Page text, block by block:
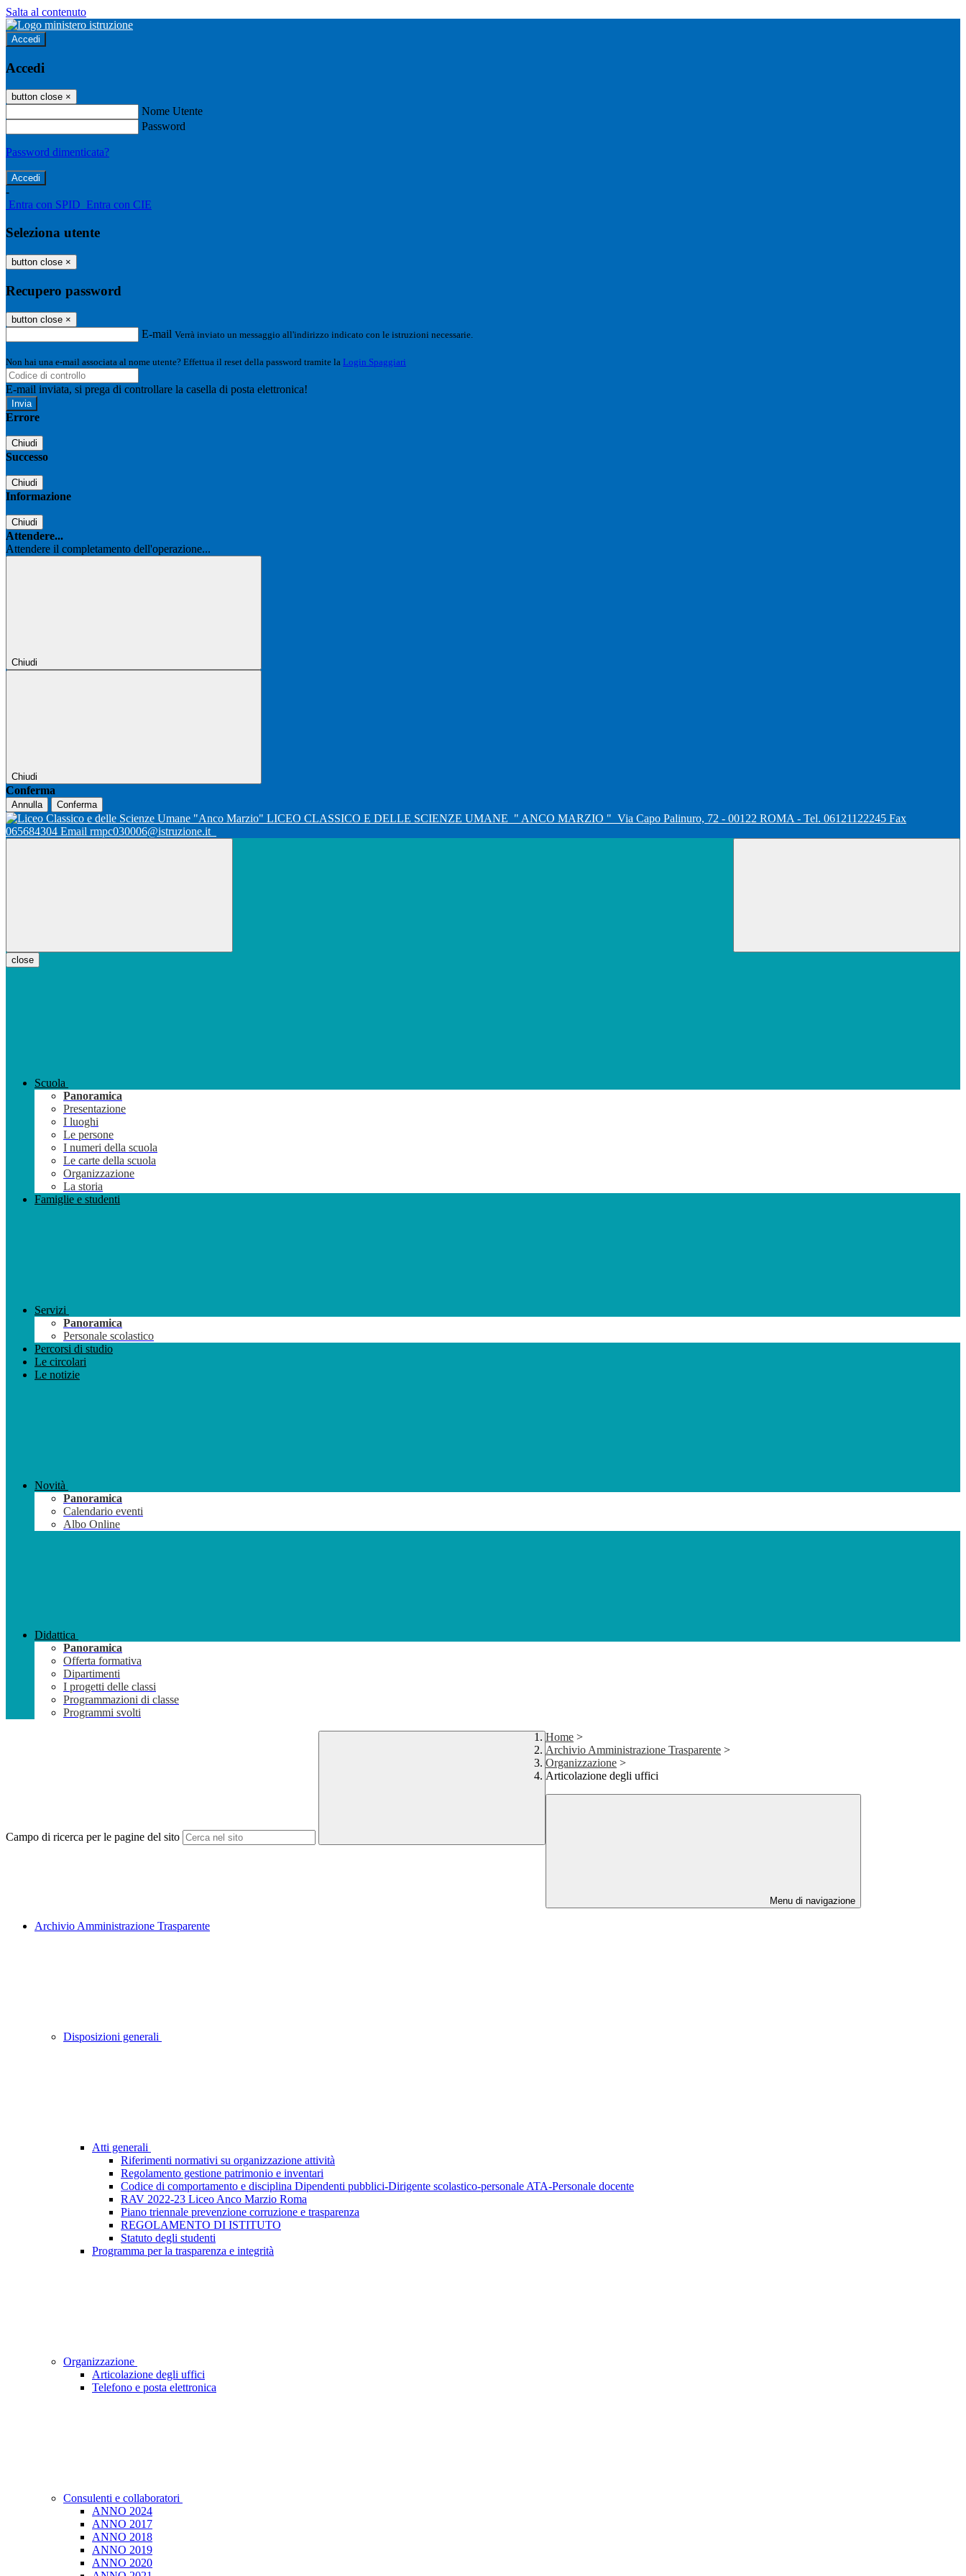
Salta al contenuto
Accedi
Accedi
button close ×
Nome Utente
Password
Password dimenticata?
-
Entra con SPID Entra con CIE
Seleziona utente
button close ×
Recupero password
button close ×
E-mail Verrà inviato un messaggio all'indirizzo indicato con le istruzioni necessarie.
Non hai una e-mail associata al nome utente? Effettua il reset della password tramite la Login Spaggiari
E-mail inviata, si prega di controllare la casella di posta elettronica!
Errore
Chiudi
Successo
Chiudi
Informazione
Chiudi
Attendere...
Attendere il completamento dell'operazione...
Chiudi
Chiudi
Conferma
Annulla Conferma
LICEO CLASSICO E DELLE SCIENZE UMANE " ANCO MARZIO " Via Capo Palinuro, 72 - 00122 ROMA - Tel. 06121122245 Fax
065684304 Email rmpc030006@istruzione.it
close
Scuola
Panoramica
Presentazione
I luoghi
Le persone
I numeri della scuola
Le carte della scuola
Organizzazione
La storia
Famiglie e studenti
Servizi
Panoramica
Personale scolastico
Percorsi di studio
Le circolari
Le notizie
Novità
Panoramica
Calendario eventi
Albo Online
Didattica
Panoramica
Offerta formativa
Dipartimenti
I progetti delle classi
Programmazioni di classe
Programmi svolti
Campo di ricerca per le pagine del sito
Home >
Archivio Amministrazione Trasparente >
Organizzazione >
Articolazione degli uffici
Menu di navigazione
Archivio Amministrazione Trasparente
Disposizioni generali
Atti generali
Riferimenti normativi su organizzazione attività
Regolamento gestione patrimonio e inventari
Codice di comportamento e disciplina Dipendenti pubblici-Dirigente scolastico-personale ATA-Personale docente
RAV 2022-23 Liceo Anco Marzio Roma
Piano triennale prevenzione corruzione e trasparenza
REGOLAMENTO DI ISTITUTO
Statuto degli studenti
Programma per la trasparenza e integrità
Organizzazione
Articolazione degli uffici
Telefono e posta elettronica
Consulenti e collaboratori
ANNO 2024
ANNO 2017
ANNO 2018
ANNO 2019
ANNO 2020